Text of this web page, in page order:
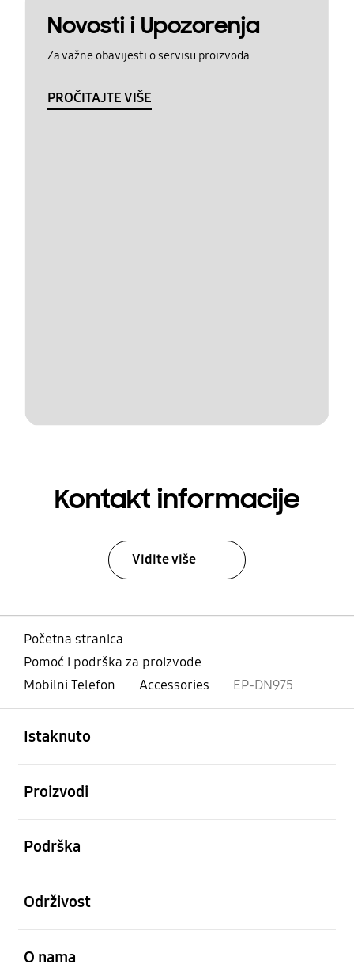
Novosti i Upozorenja
Za važne obavijesti o servisu proizvoda
PROČITAJTE VIŠE
Kontakt informacije
Vidite više
Početna stranica
Pomoć i podrška za proizvode
Mobilni Telefon
Accessories EP-DN975
Istaknuto
Proizvodi
Podrška
Održivost
O nama